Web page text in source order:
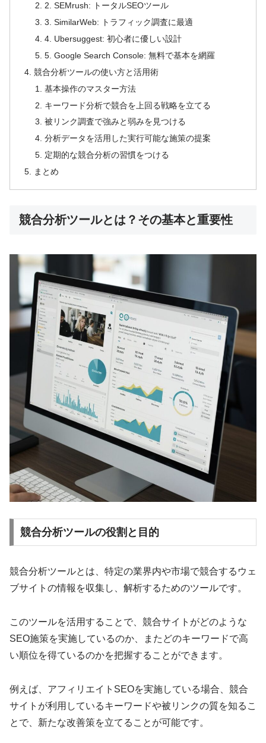
2. SEMrush: トータルSEOツール
3. SimilarWeb: トラフィック調査に最適
4. Ubersuggest: 初心者に優しい設計
5. Google Search Console: 無料で基本を網羅
競合分析ツールの使い方と活用術
基本操作のマスター方法
キーワード分析で競合を上回る戦略を立てる
被リンク調査で強みと弱みを見つける
分析データを活用した実行可能な施策の提案
定期的な競合分析の習慣をつける
まとめ
競合分析ツールとは？その基本と重要性
競合分析ツールの役割と目的
競合分析ツールとは、特定の業界内や市場で競合するウェ
ブサイトの情報を収集し、解析するためのツールです。
このツールを活用することで、競合サイトがどのような
SEO施策を実施しているのか、またどのキーワードで高
い順位を得ているのかを把握することができます。
例えば、アフィリエイトSEOを実施している場合、競合
サイトが利用しているキーワードや被リンクの質を知るこ
とで、新たな改善策を立てることが可能です。